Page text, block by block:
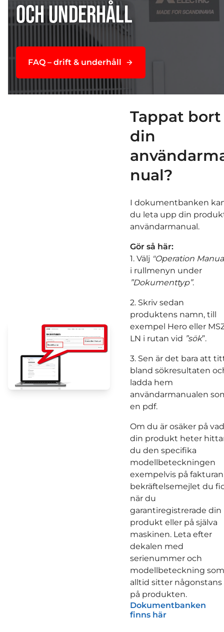
OCH UNDERHÅLL
FAQ – drift & underhåll
Tappat bort
din
nual?
I dokumentbanken
du leta upp din
användarmanual.
Gör så här:
1. Välj "Operation
i rullmenyn under
”Dokumenttyp”.
2. Skriv sedan
produktens namn, till
exempel Hero eller
LN i rutan vid ”sök”.
3. Sen är det bara att
bland sökresultaten
ladda hem
användarmanualen
en pdf.
Om du är osäker på vad
din produkt heter
du den specifika
modellbeteckningen
exempelvis på
bekräftelsemejlet du
när du
garantiregistrerade din
produkt eller på själva
maskinen. Leta efter
dekalen med
serienummer och
modellbeteckning som
alltid sitter någonstans
på produkten.
Dokumentbanken
finns här